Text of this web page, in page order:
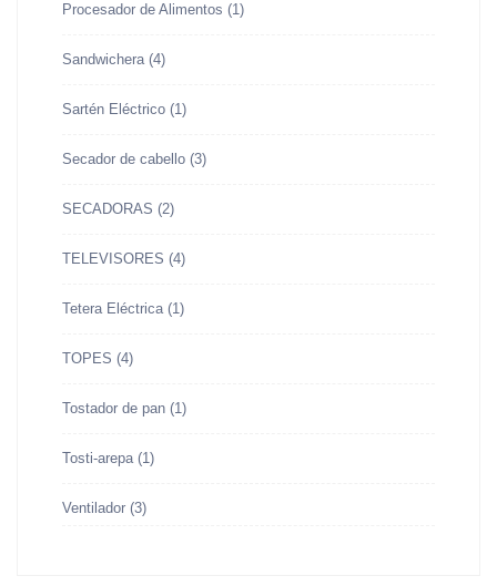
Procesador de Alimentos (1)
Sandwichera (4)
Sartén Eléctrico (1)
Secador de cabello (3)
SECADORAS (2)
TELEVISORES (4)
Tetera Eléctrica (1)
TOPES (4)
Tostador de pan (1)
Tosti-arepa (1)
Ventilador (3)